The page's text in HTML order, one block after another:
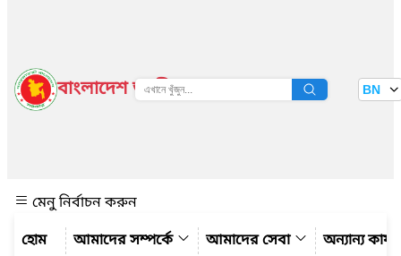
বাংলাদেশ জাতীয় তথ্য বাতায়ন BN
মেনু নির্বাচন করুন
আমাদের সম্পর্কে
আমাদের সেবা অন্যান্য